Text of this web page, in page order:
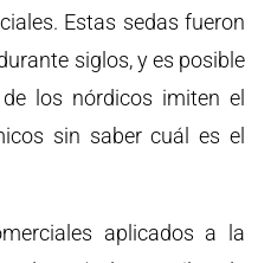
Estas sedas fueron
siglos, y es posible
los nórdicos imiten el
sin saber cuál es el
aplicados a la